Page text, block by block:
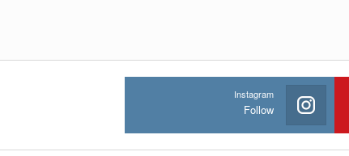
Instagram
Follow